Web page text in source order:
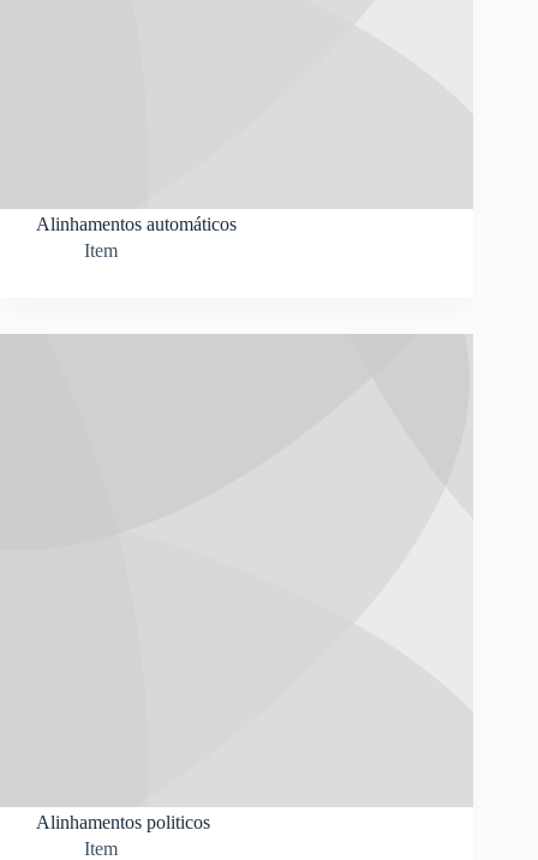
Alinhamentos automáticos
Item
Alinhamentos politicos
Item